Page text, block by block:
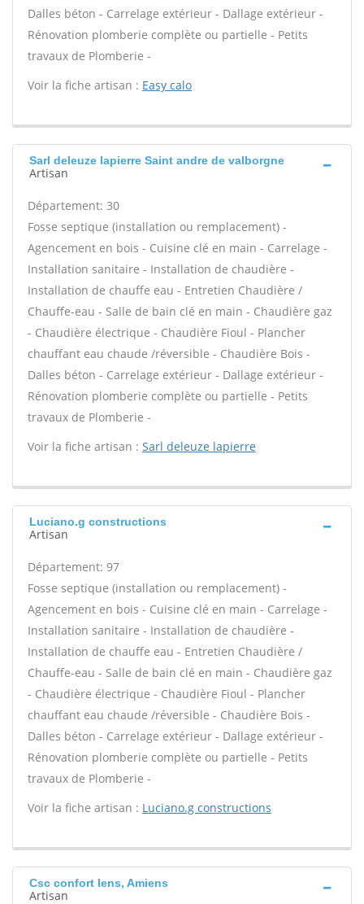
Dalles béton - Carrelage extérieur - Dallage extérieur -
Rénovation plomberie complète ou partielle - Petits
travaux de Plomberie -
Voir la fiche artisan : Easy calo
Sarl deleuze lapierre Saint andre de valborgne
Artisan
Département: 30
Fosse septique (installation ou remplacement) -
Agencement en bois - Cuisine clé en main - Carrelage -
Installation sanitaire - Installation de chaudière -
Installation de chauffe eau - Entretien Chaudière /
Chauffe-eau - Salle de bain clé en main - Chaudière gaz
- Chaudière électrique - Chaudière Fioul - Plancher
chauffant eau chaude /réversible - Chaudière Bois -
Dalles béton - Carrelage extérieur - Dallage extérieur -
Rénovation plomberie complète ou partielle - Petits
travaux de Plomberie -
Voir la fiche artisan : Sarl deleuze lapierre
Luciano.g constructions
Artisan
Département: 97
Fosse septique (installation ou remplacement) -
Agencement en bois - Cuisine clé en main - Carrelage -
Installation sanitaire - Installation de chaudière -
Installation de chauffe eau - Entretien Chaudière /
Chauffe-eau - Salle de bain clé en main - Chaudière gaz
- Chaudière électrique - Chaudière Fioul - Plancher
chauffant eau chaude /réversible - Chaudière Bois -
Dalles béton - Carrelage extérieur - Dallage extérieur -
Rénovation plomberie complète ou partielle - Petits
travaux de Plomberie -
Voir la fiche artisan : Luciano.g constructions
Csc confort Iens, Amiens
Artisan